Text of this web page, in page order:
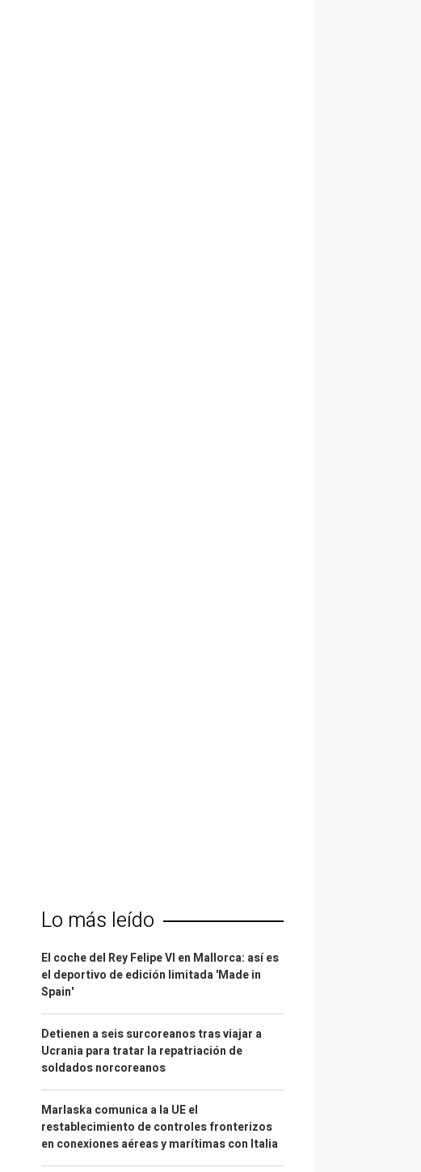
Lo más leído
El coche del Rey Felipe VI en Mallorca: así es
el deportivo de edición limitada 'Made in
Spain'
Detienen a seis surcoreanos tras viajar a
Ucrania para tratar la repatriación de
soldados norcoreanos
Marlaska comunica a la UE el
restablecimiento de controles fronterizos
en conexiones aéreas y marítimas con Italia